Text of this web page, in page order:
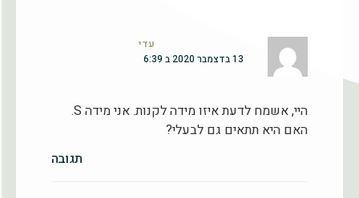
עדי
13 בדצמבר 2020 ב 6:39
היי, אשמח לדעת איזו מידה לקנות. אני מידה S.
האם היא תתאים גם לבעלי?
תגובה